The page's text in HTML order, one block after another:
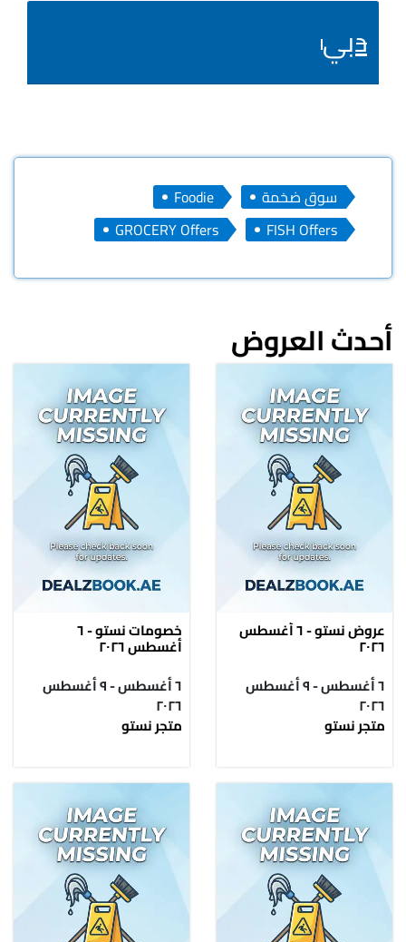
دبي
سوق ضخمة
Foodie
FISH Offers
GROCERY Offers
أحدث العروض
عروض نستو - ٦ أغسطس
٢٠٢٦
٦ أغسطس - ٩ أغسطس
٢٠٢٦
متجر نستو
خصومات نستو - ٦
أغسطس ٢٠٢٦
٦ أغسطس - ٩ أغسطس
٢٠٢٦
متجر نستو